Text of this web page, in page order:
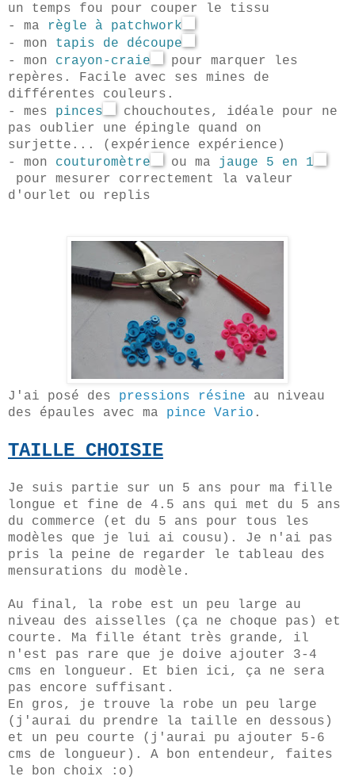
un temps fou pour couper le tissu
- ma
règle à patchwork
- mon tapis de découpe
- mon crayon-craie
pour marquer les
repères. Facile avec ses mines de
différentes couleurs.
- mes pinces
chouchoutes, idéale pour ne
pas oublier une épingle quand on
surjette... (expérience expérience)
- mon couturomètre ou ma
jauge 5 en 1
pour mesurer correctement la valeur
d'ourlet ou replis
J'ai posé des pressions résine au niveau
des épaules avec ma pince Vario .
TAILLE CHOISIE
Je suis partie sur un 5 ans pour ma fille
longue et fine de 4.5 ans qui met du 5 ans
du commerce (et du 5 ans pour tous les
modèles que je lui ai cousu). Je n'ai pas
pris la peine de regarder le tableau des
mensurations du modèle.
Au final, la robe est un peu large au
niveau des aisselles (ça ne choque pas) et
courte. Ma fille étant très grande, il
n'est pas rare que je doive ajouter 3-4
cms en longueur. Et bien ici, ça ne sera
pas encore suffisant.
En gros, je trouve la robe un peu large
(j'aurai du prendre la taille en dessous)
et un peu courte (j'aurai pu ajouter 5-6
cms de longueur). A bon entendeur, faites
le bon choix :o)